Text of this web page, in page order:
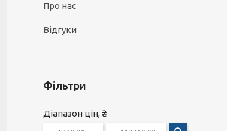
Про нас
Відгуки
Фільтри
Діапазон цін, ₴